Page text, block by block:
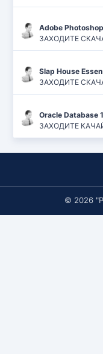
Adobe
ЗАХОДИТЕ
Slap House
ЗАХОДИТЕ
Oracle Database
ЗАХОДИТЕ
© 2026